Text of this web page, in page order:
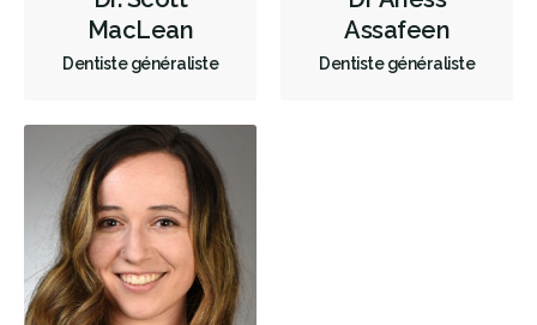
MacLean
Dentiste généraliste
Assafeen
Dentiste généraliste